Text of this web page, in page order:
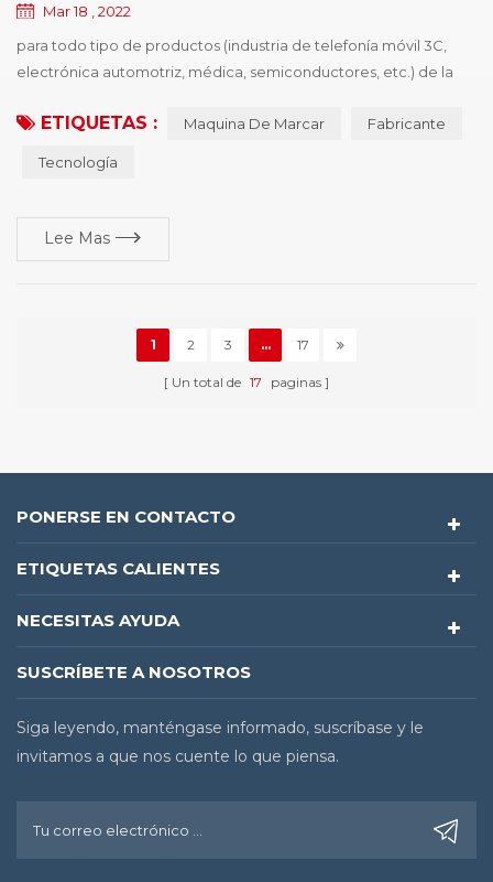
Mar 18 , 2022
para todo tipo de productos (industria de telefonía móvil 3C,
electrónica automotriz, médica, semiconductores, etc.) de la
controladores de dispositivos de identificación, el primer punto
mejorar la competitividad de los productos, ganar más cuota de
ETIQUETAS : Maquina De Marcar Fabricante
Tecnología
Lee Mas
1 2 3 ... 17
Un total de 17 paginas
PONERSE EN CONTACTO
ETIQUETAS CALIENTES
NECESITAS AYUDA
SUSCRÍBETE A NOSOTROS
Siga leyendo, manténgase informado, suscríbase y le
invitamos a que nos cuente lo que piensa.